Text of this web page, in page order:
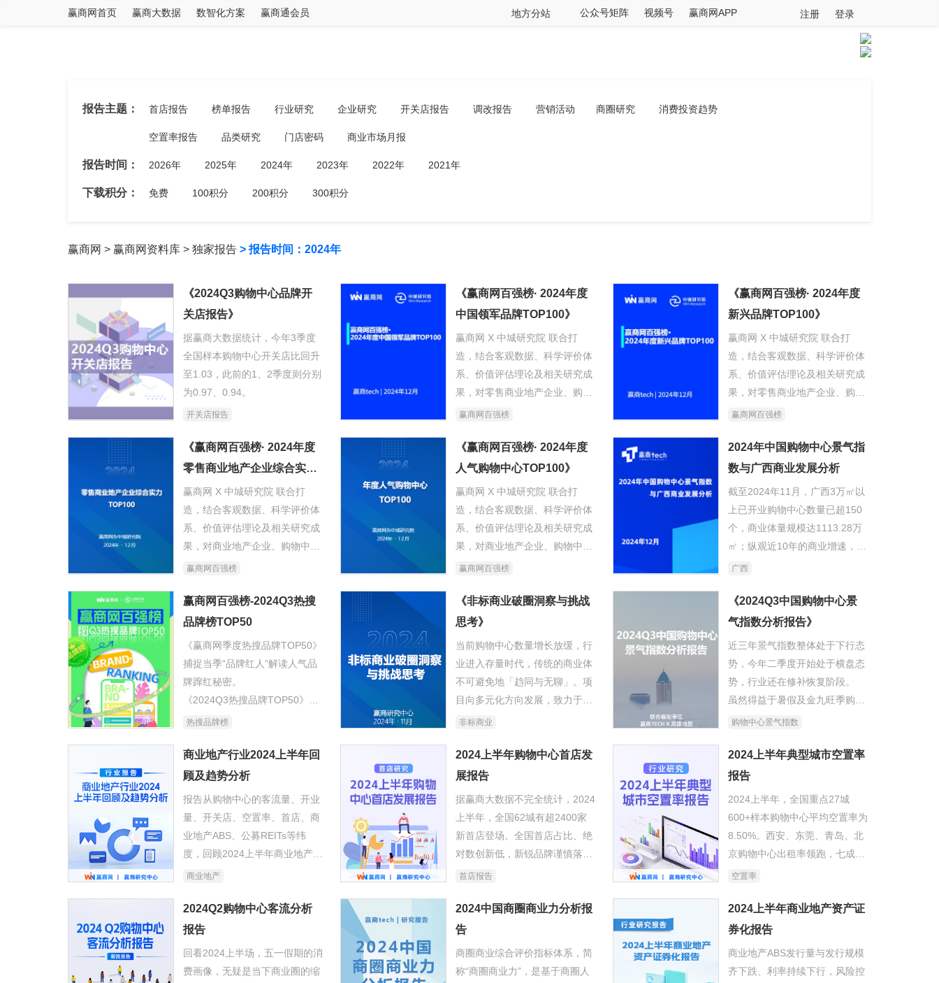
赢商网首页 赢商大数据 数智化方案 赢商通会员 地方分站 公众号矩阵 视频号 赢商网APP 注册 登录
报告主题： 首店报告 榜单报告 行业研究 企业研究 开关店报告 调改报告 营销活动 商圈研究 消费投资趋势
空置率报告 品类研究 门店密码 商业市场月报
报告时间： 2026年 2025年 2024年 2023年 2022年 2021年
下载积分： 免费 100积分 200积分 300积分
赢商网 > 赢商网资料库 > 独家报告 > 报告时间：2024年
《2024Q3购物中心品牌开
关店报告》
据赢商大数据统计，今年3季度
全国样本购物中心开关店比回升
至1.03，此前的1、2季度则分别
为0.97、0.94。
开关店报告
《赢商网百强榜· 2024年度
中国领军品牌TOP100》
赢商网 X 中城研究院 联合打
造，结合客观数据、科学评价体
系、价值评估理论及相关研究成
果，对零售商业地产企业、购物
中心及品牌商展开全面、精准测
《赢商网百强榜·2024年度中国
领军品牌TOP100》，以量化数
赢商网百强榜
《赢商网百强榜· 2024年度
新兴品牌TOP100》
赢商网 X 中城研究院 联合打
造，结合客观数据、科学评价体
系、价值评估理论及相关研究成
果，对零售商业地产企业、购物
中心及品牌商展开全面、精准测
《赢商网百强榜·2024年度新兴
品牌TOP100》，以数据化挖掘
赢商网百强榜
《赢商网百强榜· 2024年度
零售商业地产企业综合实力
TOP100》
赢商网 X 中城研究院 联合打
造，结合客观数据、科学评价体
系、价值评估理论及相关研究成
果，对商业地产企业、购物中心
及品牌商展开全面、精准测评。
TOP100》，用数据说话，为商
业发声，反映商业地产行业现在
赢商网百强榜
《赢商网百强榜· 2024年度
人气购物中心TOP100》
赢商网 X 中城研究院 联合打
造，结合客观数据、科学评价体
系、价值评估理论及相关研究成
果，对商业地产企业、购物中心
及品牌商展开全面、精准测评。
赢商网百强榜
2024年中国购物中心景气指
数与广西商业发展分析
截至2024年11月，广西3万㎡以
上已开业购物中心数量已超150
个，商业体量规模达1113.28万
㎡；纵观近10年的商业增速，
2015年出现商业增速峰值，随后
态。2019年成为分界点，受制于
消费市场环境变化、房企资金链
广西
赢商网百强榜-2024Q3热搜
品牌榜TOP50
《赢商网季度热搜品牌TOP50》
捕捉当季“品牌红人”解读人气品
牌蹿红秘密。
《2024Q3热搜品牌TOP50》冒
出不少“黑马玩家”。
行业，场景不断刷新的线下更具
探索性。为吸引更多的年轻人回
热搜品牌榜
《非标商业破圈洞察与挑战
思考》
当前购物中心数量增长放缓，行
业进入存量时代，传统的商业体
不可避免地「趋同与无聊」。项
目向多元化方向发展，致力于打
造独特的消费体验。 在这样的背
了更多的探索性与可能性。本报
告分析了非标商业的发展历程、
非标商业
《2024Q3中国购物中心景
气指数分析报告》
近三年景气指数整体处于下行态
势，今年二季度开始处于横盘态
势，行业还在修补恢复阶段。
虽然得益于暑假及金九旺季购物
中心场内客流的小幅增长，今年
幅上行。但同比2023年仍在低位
徘徊，景气指数中短期大概率还
购物中心景气指数
商业地产行业2024上半年回
顾及趋势分析
报告从购物中心的客流量、开业
量、开关店、空置率、首店、商
业地产ABS、公募REITs等纬
度，回顾2024上半年商业地产行
业的发展现状，及深入研究探讨
商业地产
2024上半年购物中心首店发
展报告
据赢商大数据不完全统计，2024
上半年，全国62城有超2400家
新首店登场。全国首店占比、绝
对数创新低，新锐品牌谨慎落
地。近三年“非标”全国首店占
牌“升级版”门店明显增多。
首店报告
2024上半年典型城市空置率
报告
2024上半年，全国重点27城
600+样本购物中心平均空置率为
8.50%。西安、东莞、青岛、北
京购物中心出租率领跑，七成商
场空置率低于10%，七成项目出
空置率
2024Q2购物中心客流分析
报告
回看2024上半场，五一假期的消
费画像，无疑是当下商业圈的缩
2024中国商圈商业力分析报
告
商圈商业综合评价指标体系，简
称“商圈商业力”，是基于商圈人
2024上半年商业地产资产证
券化报告
商业地产ABS发行量与发行规模
齐下跌、利率持续下行，风险控